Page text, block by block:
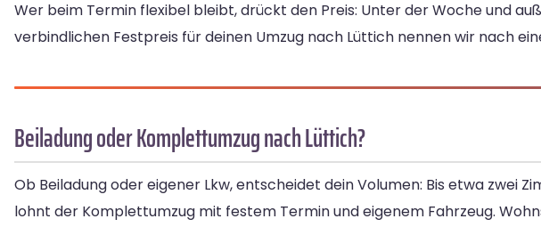
Wer beim Termin flexibel bleibt, drückt den Preis: Unter der Woche und
verbindlichen Festpreis für deinen Umzug nach Lüttich nennen wir nach
Beiladung oder Komplettumzug nach Lüttich?
Ob Beiladung oder eigener Lkw, entscheidet dein Volumen: Bis etwa zwei
lohnt der Komplettumzug mit festem Termin und eigenem Fahrzeug.